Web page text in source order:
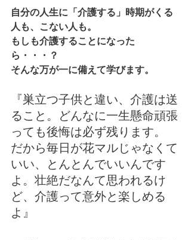
自分の人生に「介護する」時期がくる
人も、こない人も。
もしも介護することになった
ら・・・？
そんな万が一に備えて学びます。
『巣立つ子供と違い、介護は送
ること。どんなに一生懸命頑張
っても後悔は必ず残ります。
だから毎日が花マルじゃなくて
いい、とんとんでいいんです
よ。壮絶だなんて思われるけ
ど、介護って意外と楽しめる
よ』